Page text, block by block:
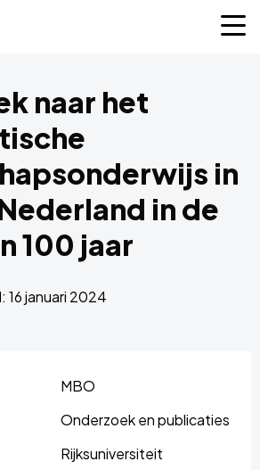
naar het
in
in de
100 jaar
januari 2024
MBO
Onderzoek en publicaties
Rijksuniversiteit